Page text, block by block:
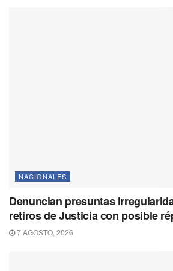
NACIONALES
Denuncian presuntas
retiros de Justicia con posible
7 AGOSTO, 2026